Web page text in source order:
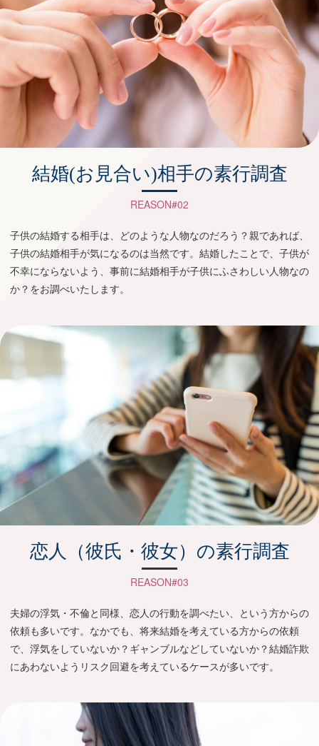
結婚(お見合い)相手の素行調査
REASON#02
子供の結婚する相手は、どのような人物なのだろう？親であれば、
子供の結婚相手が気になるのは当然です。結婚したことで、子供が
不幸にならないよう、事前に結婚相手が子供にふさわしい人物なの
か？をお調べいたします。
恋人（彼氏・彼女）の素行調査
REASON#03
夫婦の浮気・不倫と同様、恋人の行動を調べたい、という方からの
依頼も多いです。なかでも、将来結婚を考えている方からの依頼
で、浮気をしていないか？ギャンブルなどしていないか？結婚詐欺
にあわないようリスク回避を考えているケースが多いです。